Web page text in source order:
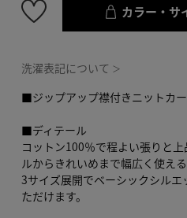
カラー・サ
洗濯表記について ＞
■ジップアップ襟付きニットカ
■ディテール
コットン100％で程よい張りと
ルからきれいめまで幅広く使え
3サイズ展開でベーシックシル
ただけます。